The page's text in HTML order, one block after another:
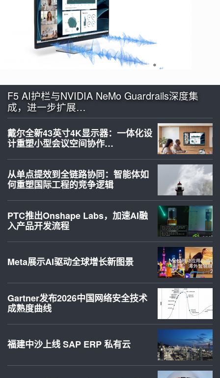
F5 AI护栏与NVIDIA NeMo Guardrails深度集
成，进一步扩展…
戴尔全新43英寸4K显示器：一体化设
计重塑小型会议空间协作…
从单点提效到全链路协同：智能体如
何重塑国际工程的竞争逻辑
PTC推出Onshape Labs，加速AI融
入产品开发流程
Meta展示AI驱动全球增长新图景
Gartner发布2026中国网络安全技术
成熟度曲线
福建中沙上线 SAP ERP 私有云